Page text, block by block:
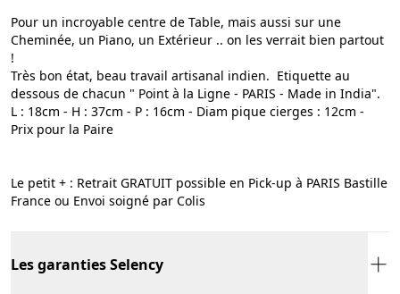
Pour un incroyable centre de Table, mais aussi sur une
Cheminée, un Piano, un Extérieur .. on les verrait bien partout
!
Très bon état, beau travail artisanal indien. Etiquette au
dessous de chacun " Point à la Ligne - PARIS - Made in India".
L : 18cm - H : 37cm - P : 16cm - Diam pique cierges : 12cm -
Prix pour la Paire
Le petit + : Retrait GRATUIT possible en Pick-up à PARIS Bastille
France ou Envoi soigné par Colis
Les garanties Selency